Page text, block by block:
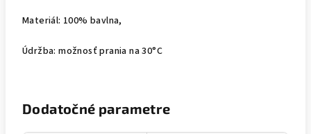
Materiál: 100% bavlna,
Údržba: možnosť prania na 30°C
Dodatočné parametre